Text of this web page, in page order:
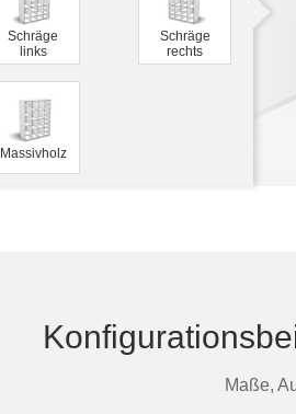
Schräge
links
Schräge
rechts
Massivholz
Maße,